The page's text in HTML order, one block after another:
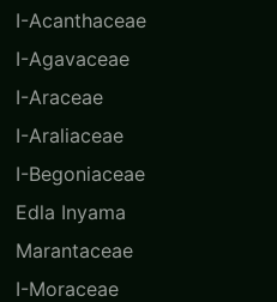
I-Acanthaceae
I-Agavaceae
I-Araceae
I-Araliaceae
I-Begoniaceae
Edla Inyama
Marantaceae
I-Moraceae